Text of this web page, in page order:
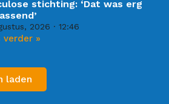
stichting: ‘Dat was erg
2026 12:46
verder »
laden